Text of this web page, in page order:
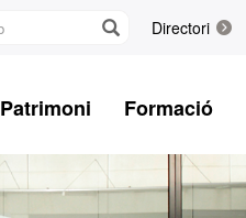
Directori
Patrimoni Formació